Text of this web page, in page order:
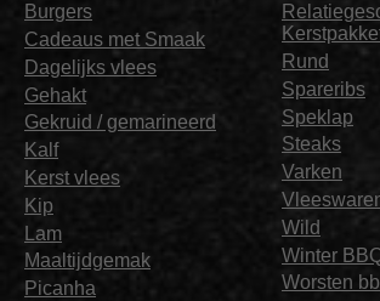
Burgers
Cadeaus met Smaak
Dagelijks vlees
Gehakt
Gekruid / gemarineerd
Kalf
Kerst vlees
Kip
Lam
Maaltijdgemak
Picanha
Rund
Spareribs
Speklap
Steaks
Varken
Wild
Winter
Worsten